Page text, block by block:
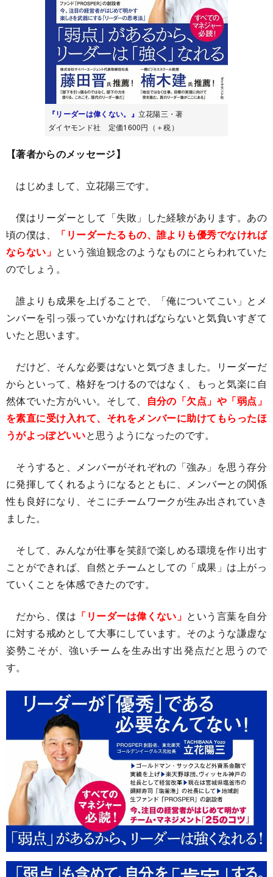
『リーダーは偉くない。』 立花陽三・著
ダイヤモンド社 定価1600円（＋税）
【著者からのメッセージ】
はじめまして、立花陽三です。
僕はリーダーとして「失敗」した経験があります。あの
頃の僕は、
「リーダーたるもの、誰よりも優秀でなければ
ならない」 という強迫観念のようなものにとらわれていた
のでしょう。
誰よりも成果を上げることで、「俺についてこい」とメ
ンバーを引っ張っていかなければならないと気負いすぎて
いたと思います。
だけど、そんな必要はないと気づきました。リーダーだ
からといって、格好をつけるのではなく、もっと気楽に自
然体でいた方がいい。そして、
自分の「欠点」や「弱点」
を素直に受け入れて、それをメンバーに助けてもらったほ
うがよっぽどいいと思うようになったのです。
そうすると、メンバーがそれぞれの「強み」を思う存分
に発揮してくれるようになるとともに、メンバーとの関係
性も良好になり、そこにチームワークが生み出されていき
ました。
そして、みんなが仕事を笑顔で楽しめる環境を作り出す
ことができれば、自然とチームとしての「成果」は上がっ
ていくことを体感できたのです。
だから、僕は 「リーダーは偉くない」 という言葉を自分
に対する戒めとして大事にしています。そのような謙虚な
姿勢こそが、強いチームを生み出す出発点だと思うので
す。